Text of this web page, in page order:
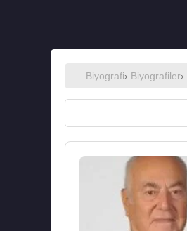
Biyografi› Biyografiler›